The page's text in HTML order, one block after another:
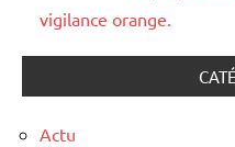
vigilance orange.
Actu